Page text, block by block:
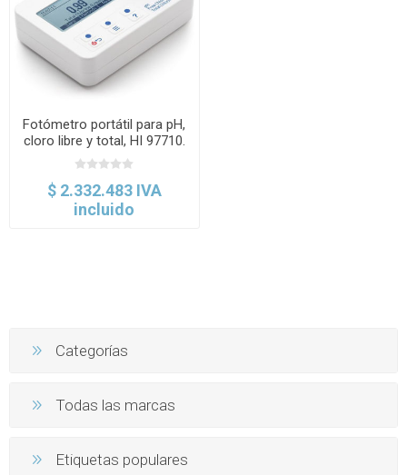
Fotómetro portátil para pH,
cloro libre y total, HI 97710.
Hanna
$ 2.332.483 IVA
incluido
Categorías
Todas las marcas
Etiquetas populares